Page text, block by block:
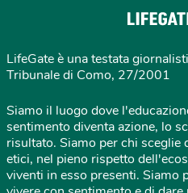
LifeGate è una testata
Tribunale di Como, 27/2001
Siamo il luogo dove
sentimento diventa azione, lo
risultato. Siamo per chi sceglie
etici, nel pieno rispetto
viventi in esso presenti. Siamo